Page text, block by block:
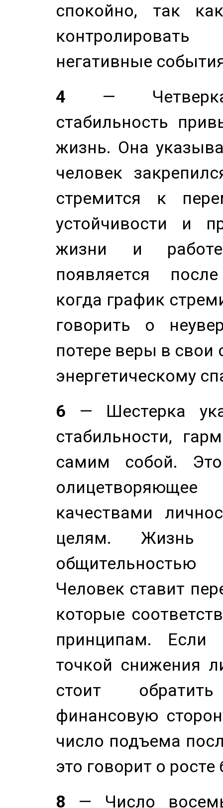
спокойно, так
негативные
4 — Четверка
стабильность
жизнь. Она
человек
стремится к
устойчивости и
жизни и
появляется
когда график
говорить о
потере веры в свои
энергетическому
6 — Шестерка
стабильности,
самим собой.
качествами
целям. Жизнь
Человек ставит
которые
принципам. Если
точкой снижения
стоит
финансовую
число подъема
это говорит о
8 — Число